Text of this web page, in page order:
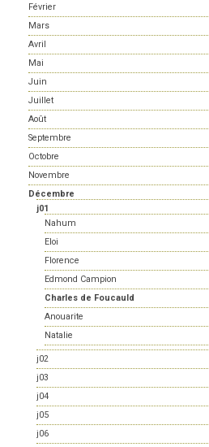
Février
Mars
Avril
Mai
Juin
Juillet
Août
Septembre
Octobre
Novembre
Décembre
j01
Nahum
Eloi
Florence
Edmond Campion
Charles de Foucauld
Anouarite
Natalie
j02
j03
j04
j05
j06